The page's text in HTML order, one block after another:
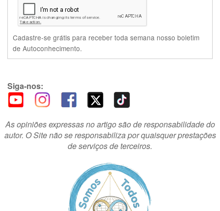
Cadastre-se grátis para receber toda semana nosso boletim
de Autoconhecimento.
Siga-nos:
As opiniões expressas no artigo são de responsabilidade do
autor. O Site não se responsabiliza por quaisquer prestações
de serviços de terceiros.